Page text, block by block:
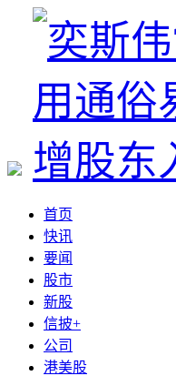
首页
快讯
要闻
股市
新股
信披+
公司
港美股